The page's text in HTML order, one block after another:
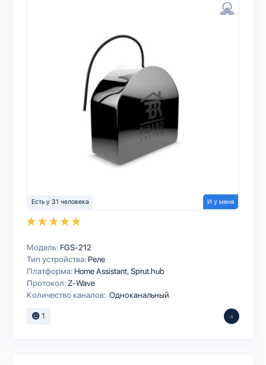
Есть у 31 человека И у меня
Модель: FGS-212
Тип устройства: Реле
Платформа: Home AssistantSprut.hub
Протокол: Z-Wave
Количество каналов: Одноканальный
1